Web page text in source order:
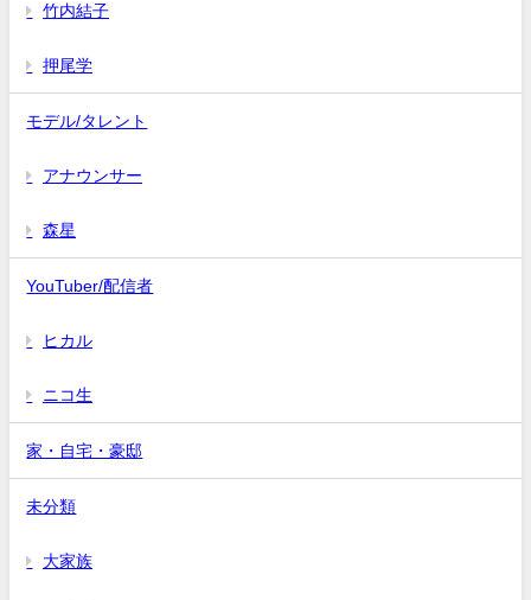
竹内結子
押尾学
モデル/タレント
アナウンサー
森星
YouTuber/配信者
ヒカル
ニコ生
家・自宅・豪邸
未分類
大家族